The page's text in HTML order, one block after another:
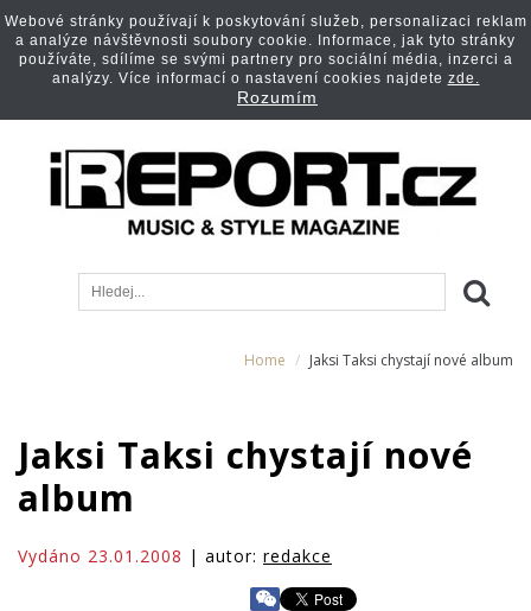
Home Jaksi Taksi chystají nové album
Jaksi Taksi chystají nové
album
Vydáno 23.01.2008 | autor: redakce
Webové stránky používají k poskytování služeb, personalizaci reklam
a analýze návštěvnosti soubory cookie. Informace, jak tyto stránky
používáte, sdílíme se svými partnery pro sociální média, inzerci a
analýzy. Více informací o nastavení cookies najdete zde.
Rozumím